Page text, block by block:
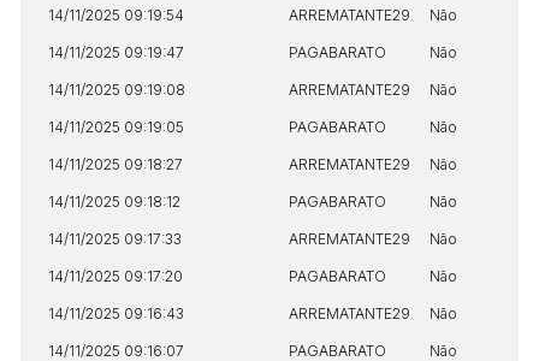
14/11/2025 09:19:54 ARREMATANTE29 Não
14/11/2025 09:19:47 PAGABARATO Não
14/11/2025 09:19:08 ARREMATANTE29 Não
14/11/2025 09:19:05 PAGABARATO Não
14/11/2025 09:18:27 ARREMATANTE29 Não
14/11/2025 09:18:12 PAGABARATO Não
14/11/2025 09:17:33 ARREMATANTE29 Não
14/11/2025 09:17:20 PAGABARATO Não
14/11/2025 09:16:43 ARREMATANTE29 Não
14/11/2025 09:16:07 PAGABARATO Não